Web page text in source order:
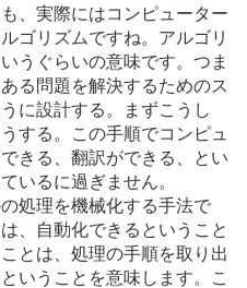
、実際にはコンピューター
ゴリズムですね。アルゴリ
うぐらいの意味です。つま
る問題を解決するためのス
に設計する。まずこうし
する。この手順でコンピュ
きる、翻訳ができる、とい
いるに過ぎません。
処理を機械化する手法で
、自動化できるということ
とは、処理の手順を取り出
いうことを意味します。こ